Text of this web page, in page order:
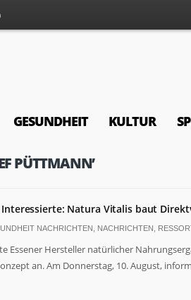
GESUNDHEIT KULTUR
PÜTTMANN’
Interessierte: Natura Vitalis baut
NACHRICHTEN NACHRICHTEN
Essener Hersteller natürlicher
an. Am Donnerstag, 10. August,